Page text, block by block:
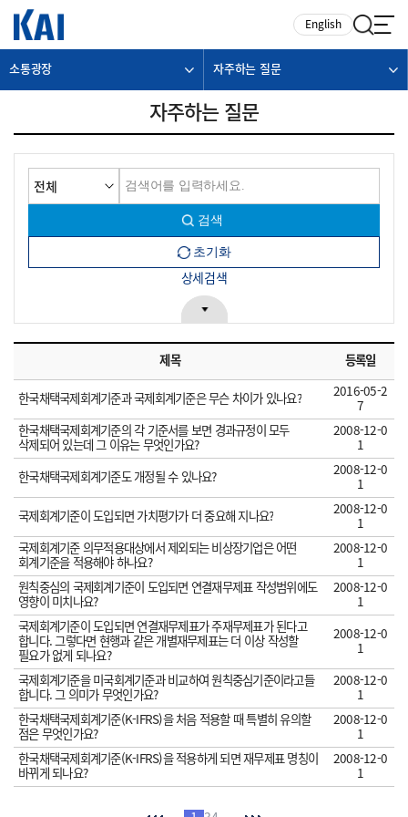
English
소통광장 자주하는 질문
자주하는 질문
상세검색
제목 등록일
한국채택국제회계기준과 국제회계기준은 무슨 차이가 있나요?
2016-05-2
7
한국채택국제회계기준의 각 기준서를 보면 경과규정이 모두
삭제되어 있는데 그 이유는 무엇인가요?
2008-12-0
1
한국채택국제회계기준도 개정될 수 있나요?
2008-12-0
1
국제회계기준이 도입되면 가치평가가 더 중요해 지나요?
2008-12-0
1
국제회계기준 의무적용대상에서 제외되는 비상장기업은 어떤
회계기준을 적용해야 하나요?
2008-12-0
1
원칙중심의 국제회계기준이 도입되면 연결재무제표 작성범위에도
영향이 미치나요?
2008-12-0
1
국제회계기준이 도입되면 연결재무제표가 주재무제표가 된다고
합니다. 그렇다면 현행과 같은 개별재무제표는 더 이상 작성할
필요가 없게 되나요?
2008-12-0
1
국제회계기준을 미국회계기준과 비교하여 원칙중심기준이라고들
합니다. 그 의미가 무엇인가요?
2008-12-0
1
한국채택국제회계기준(K-IFRS)을 처음 적용할 때 특별히 유의할
점은 무엇인가요?
2008-12-0
1
한국채택국제회계기준(K-IFRS)을 적용하게 되면 재무제표 명칭이
바뀌게 되나요?
2008-12-0
1